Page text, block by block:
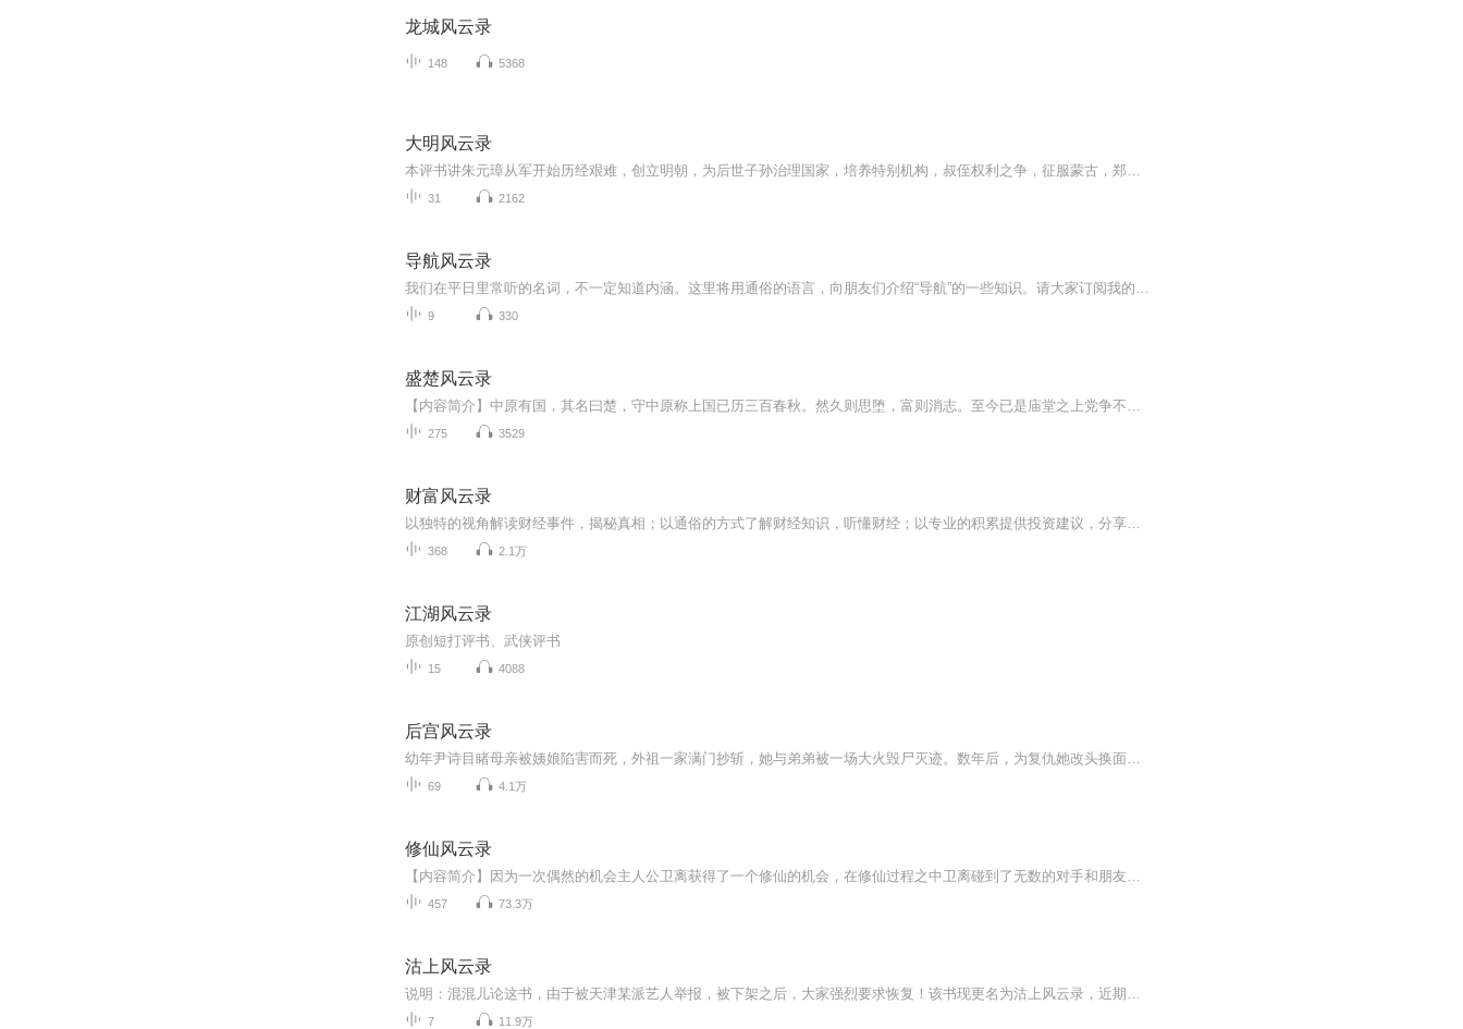
龙城风云录
148 5368
大明风云录
本评书讲朱元璋从军开始历经艰难，创立明朝，为后世子孙治理国家，培养特别机构，叔侄权利之争，征服蒙古，郑和下西洋，东学党之争，崇祯自缢明朝灭亡三百年的历史，微评书大历史，简单明了
31 2162
导航风云录
我们在平日里常听的名词，不一定知道内涵。这里将用通俗的语言，向朋友们介绍“导航”的一些知识。请大家订阅我的专辑，跟着主播的声音慢慢了解古今中外的故事和概念。专辑内的文章原作者为陈庆之，受原作者授权，编写成有声作品，呈现给大家。特此向原作...
9 330
盛楚风云录
【内容简介】中原有国，其名曰楚，守中原称上国已历三百春秋。然久则思堕，富则消志。至今已是庙堂之上党争不断，江湖之下血雨腥风。此间天下靡靡之音长响，人心重利而忘义。且看赵隶，时空挪转重活一世，能否为此间天下添上几分忠义豪气！？...【作者/主...
275 3529
财富风云录
以独特的视角解读财经事件，揭秘真相；以通俗的方式了解财经知识，听懂财经；以专业的积累提供投资建议，分享干货。每期5～6分钟，一个有观点、有态度、有温度的财经“得到”！
368 2.1万
江湖风云录
原创短打评书、武侠评书
15 4088
后宫风云录
幼年尹诗目睹母亲被姨娘陷害而死，外祖一家满门抄斩，她与弟弟被一场大火毁尸灭迹。数年后，为复仇她改头换面入宫为妃。她要夺那至高无上的权利。所有沾染亲人鲜血的恶人，有一个算一个，血债血偿奸人无处可逃。
69 4.1万
修仙风云录
【内容简介】因为一次偶然的机会主人公卫离获得了一个修仙的机会，在修仙过程之中卫离碰到了无数的对手和朋友，究竟卫离会如何在修仙的道路之上走下去。又是如何成为一名笑傲天下的修仙者。【作者/主播】作者：璇玑心德主播：凤箫声动有声故事【购买须知】...
457 73.3万
沽上风云录
说明：混混儿论这书，由于被天津某派艺人举报，被下架之后，大家强烈要求恢复！该书现更名为沽上风云录，近期也将推出，期待大家的关注！ 沽上旧闻这部书是由评书演员旋祥瑞精心演绎的一部快餐式评书作品。 本书是继混混儿论这个名字被某些人举报版权问题之后，惨遭下架又推出的一部评书大作。这部书包罗万象，是天津评书历史舞台上已尽...
7 11.9万